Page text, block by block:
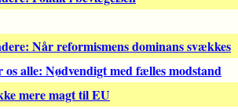
Når reformismens dominans svækkes
alle: Nødvendigt med fælles modstand
mere magt til EU